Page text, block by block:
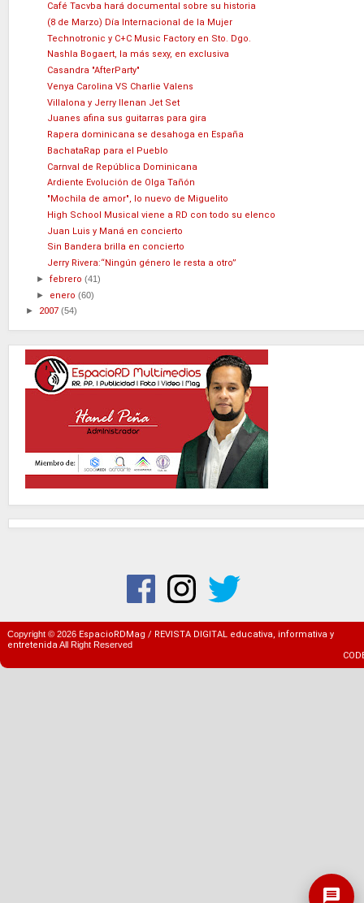
Café Tacvba hará documental sobre su historia
(8 de Marzo) Día Internacional de la Mujer
Technotronic y C+C Music Factory en Sto. Dgo.
Nashla Bogaert, la más sexy, en exclusiva
Casandra "AfterParty"
Venya Carolina VS Charlie Valens
Villalona y Jerry llenan Jet Set
Juanes afina sus guitarras para gira
Rapera dominicana se desahoga en España
BachataRap para el Pueblo
Carnval de República Dominicana
Ardiente Evolución de Olga Tañón
"Mochila de amor", lo nuevo de Miguelito
High School Musical viene a RD con todo su elenco
Juan Luis y Maná en concierto
Sin Bandera brilla en concierto
Jerry Rivera:“Ningún género le resta a otro”
►febrero(41)
► enero(60)
► 2007 (54)
Copyright © 2026 EspacioRDMag / REVISTA DIGITAL educativa, informativa y
entretenidaAll Right Reserved
message